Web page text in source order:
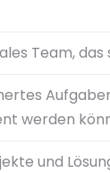
Team, das
werden
und